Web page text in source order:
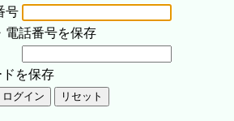
号
電話番号を保存
を保存